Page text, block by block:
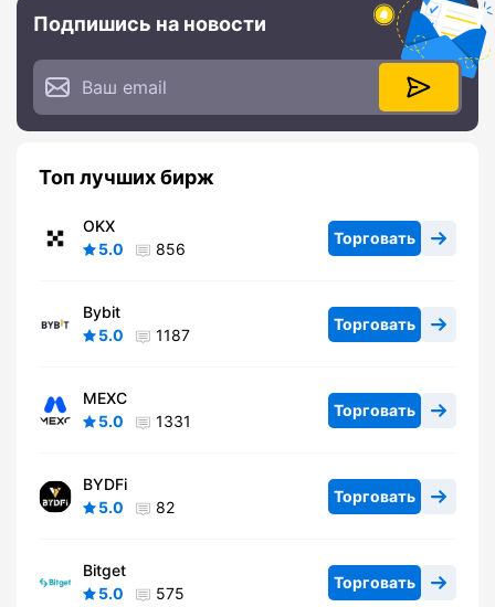
Подпишись на новости
Топ лучших бирж
OKX
5.0
856
Торговать
Bybit
5.0
1187
Торговать
MEXC
5.0
1331
Торговать
BYDFi
5.0
82
Торговать
Bitget
5.0
575
Торговать